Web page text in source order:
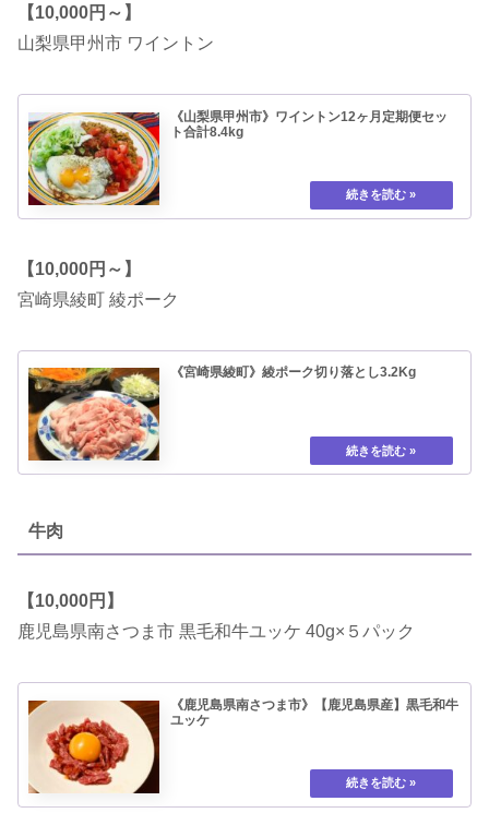
【10,000円～】
山梨県甲州市 ワイントン
《山梨県甲州市》ワイントン12ヶ月定期便セッ
ト合計8.4kg
【10,000円～】
宮崎県綾町 綾ポーク
《宮崎県綾町》綾ポーク切り落とし3.2Kg
牛肉
【10,000円】
鹿児島県南さつま市 黒毛和牛ユッケ 40g×５パック
《鹿児島県南さつま市》【鹿児島県産】黒毛和牛
ユッケ